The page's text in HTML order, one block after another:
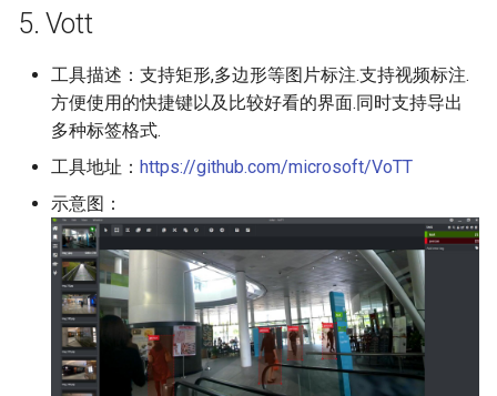
5. Vott
工具描述：支持矩形,多边形等图片标注.支持视频标注.
方便使用的快捷键以及比较好看的界面.同时支持导出
多种标签格式.
工具地址： https://github.com/microsoft/VoTT
示意图：